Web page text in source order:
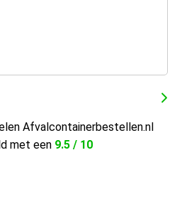
Afvalcontainerbestellen.nl
met een 9.5 / 10